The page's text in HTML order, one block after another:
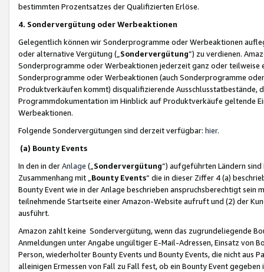
bestimmten Prozentsatzes der Qualifizierten Erlöse.
4. Sondervergütung oder Werbeaktionen
Gelegentlich können wir Sonderprogramme oder Werbeaktionen
oder alternative Vergütung („ Sondervergütung”) zu verdienen.
Sonderprogramme oder Werbeaktionen jederzeit ganz oder
Sonderprogramme oder Werbeaktionen (auch Sonderprogramme
Produktverkäufen kommt) disqualifizierende Ausschlusstatbestände,
Programmdokumentation im Hinblick auf Produktverkäufe geltende
Werbeaktionen.
Folgende Sondervergütungen sind derzeit verfügbar: hier.
(a) Bounty Events
In den in derAnlage („ Sondervergütung“) aufgeführten Ländern
Zusammenhang mit „ Bounty Events“ die in dieser Ziffer 4 (a)
Bounty Event wie in der Anlage beschrieben anspruchsberechtigt sein
teilnehmende Startseite einer Amazon-Website aufruft und (2) der
ausführt.
Amazon zahlt keine Sondervergütung, wenn das zugrundeliegende
Anmeldungen unter Angabe ungültiger E-Mail-Adressen, Einsatz von
Person, wiederholter Bounty Events und Bounty Events, die nicht
alleinigen Ermessen von Fall zu Fall fest, ob ein Bounty Event